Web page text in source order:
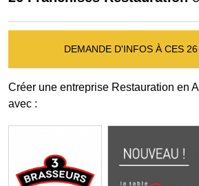
DEMANDE D'INFOS À CES
Créer une entreprise Restauration en
avec :